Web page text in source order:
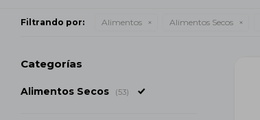
Filtrando por: Alimentos Alimentos Secos
Categorías
Alimentos Secos (53)